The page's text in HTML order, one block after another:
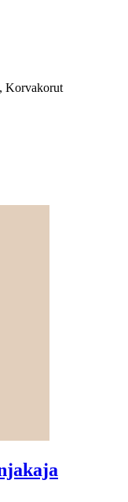
Korvakorut